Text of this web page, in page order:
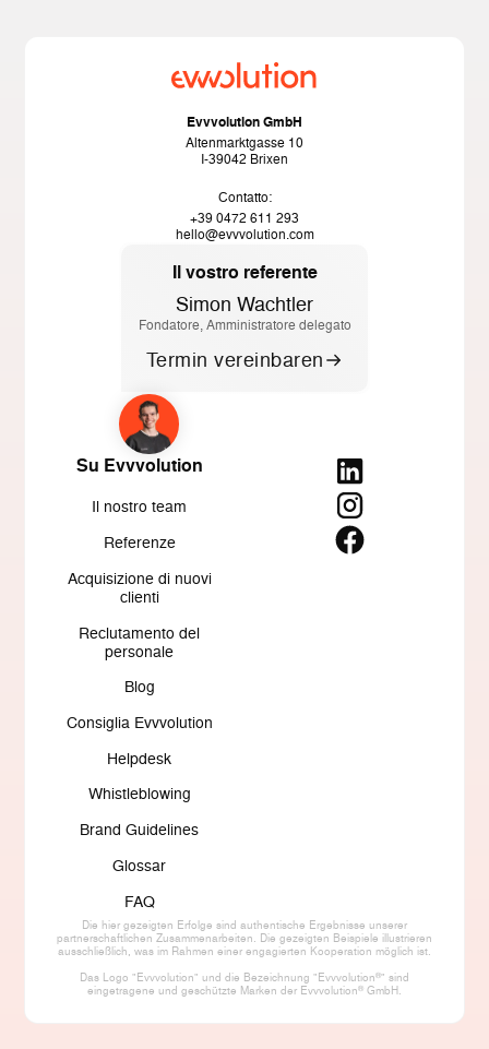
Evvvolution GmbH
Altenmarktgasse 10
I-39042 Brixen
Contatto:
+39 0472 611 293
hello@evvvolution.com
Il vostro referente
Simon Wachtler
Fondatore, Amministratore delegato
Termin vereinbaren
Su Evvvolution
Il nostro team
Referenze
Acquisizione di nuovi
clienti
Reclutamento del
personale
Blog
Consiglia Evvvolution
Helpdesk
Whistleblowing
Brand Guidelines
Glossar
FAQ
Die hier gezeigten Erfolge sind authentische Ergebnisse unserer
partnerschaftlichen Zusammenarbeiten. Die gezeigten Beispiele illustrieren
ausschließlich, was im Rahmen einer engagierten Kooperation möglich ist.
Das Logo "Evvvolution" und die Bezeichnung "Evvvolution®" sind
eingetragene und geschützte Marken der Evvvolution® GmbH.